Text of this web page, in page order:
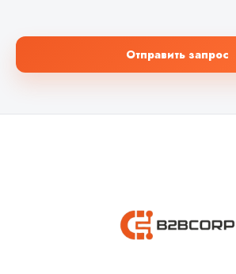
Отправить запрос